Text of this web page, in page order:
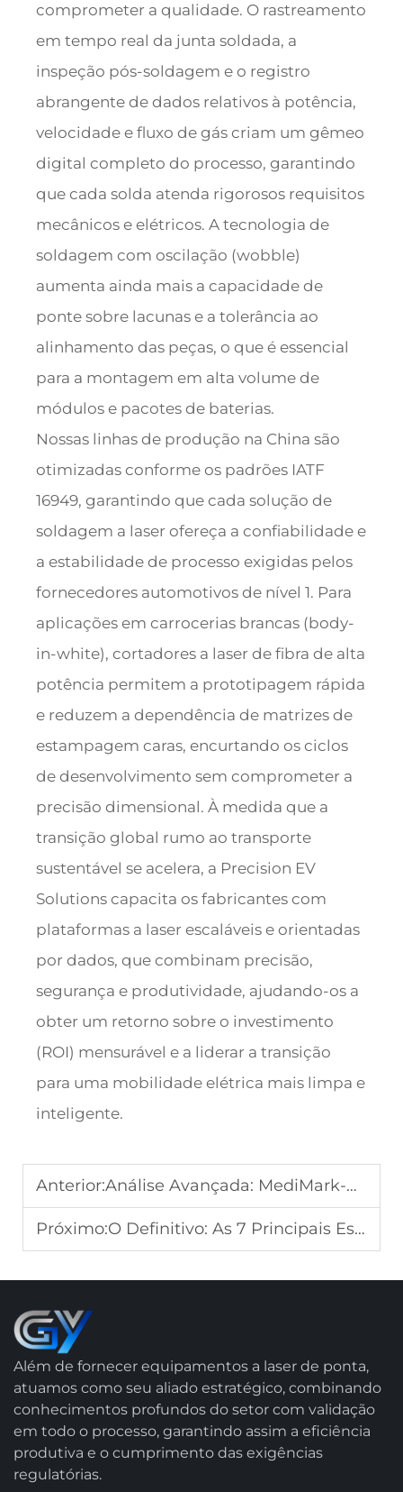
comprometer a qualidade. O rastreamento
em tempo real da junta soldada, a
inspeção pós-soldagem e o registro
abrangente de dados relativos à potência,
velocidade e fluxo de gás criam um gêmeo
digital completo do processo, garantindo
que cada solda atenda rigorosos requisitos
mecânicos e elétricos. A tecnologia de
soldagem com oscilação (wobble)
aumenta ainda mais a capacidade de
ponte sobre lacunas e a tolerância ao
alinhamento das peças, o que é essencial
para a montagem em alta volume de
módulos e pacotes de baterias.
Nossas linhas de produção na China são
otimizadas conforme os padrões IATF
16949, garantindo que cada solução de
soldagem a laser ofereça a confiabilidade e
a estabilidade de processo exigidas pelos
fornecedores automotivos de nível 1. Para
aplicações em carrocerias brancas (body-
in-white), cortadores a laser de fibra de alta
potência permitem a prototipagem rápida
e reduzem a dependência de matrizes de
estampagem caras, encurtando os ciclos
de desenvolvimento sem comprometer a
precisão dimensional. À medida que a
transição global rumo ao transporte
sustentável se acelera, a Precision EV
Solutions capacita os fabricantes com
plataformas a laser escaláveis e orientadas
por dados, que combinam precisão,
segurança e produtividade, ajudando-os a
obter um retorno sobre o investimento
(ROI) mensurável e a liderar a transição
para uma mobilidade elétrica mais limpa e
inteligente.
Anterior:Análise Avançada: MediMark-UV10: A Vantagem da Ablação a Frio para Implantes de PEEK
Próximo:O Definitivo: As 7 Principais Especificações para Sistemas de Soldagem de Barras Coletoras para VE (PowerWeld-Busbar)
Além de fornecer equipamentos a laser de ponta,
atuamos como seu aliado estratégico, combinando
conhecimentos profundos do setor com validação
em todo o processo, garantindo assim a eficiência
produtiva e o cumprimento das exigências
regulatórias.